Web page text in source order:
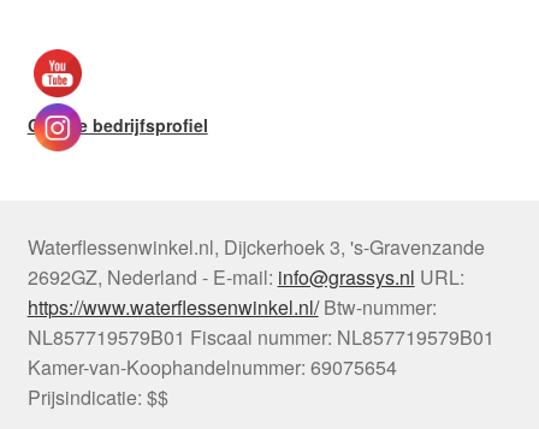
Google bedrijfsprofiel
Waterflessenwinkel.nl, Dijckerhoek 3, 's-Gravenzande
2692GZ, Nederland - E-mail: info@grassys.nl URL:
https://www.waterflessenwinkel.nl/ Btw-nummer:
NL857719579B01 Fiscaal nummer: NL857719579B01
Kamer-van-Koophandelnummer: 69075654
Prijsindicatie: $$